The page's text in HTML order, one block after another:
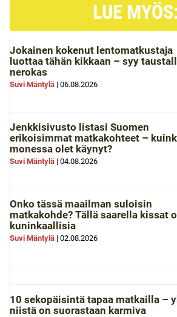
LUE MYÖS:
Jokainen kokenut lentomatkustaja
luottaa tähän kikkaan – syy
nerokas
Suvi Mäntylä | 06.08.2026
Jenkkisivusto listasi Suomen
erikoisimmat matkakohteet –
monessa olet käynyt?
Suvi Mäntylä | 04.08.2026
Onko tässä maailman suloisin
matkakohde? Tällä saarella kissat
kuninkaallisia
Suvi Mäntylä | 02.08.2026
10 sekopäisintä tapaa matkailla –
niistä on suorastaan karmiva